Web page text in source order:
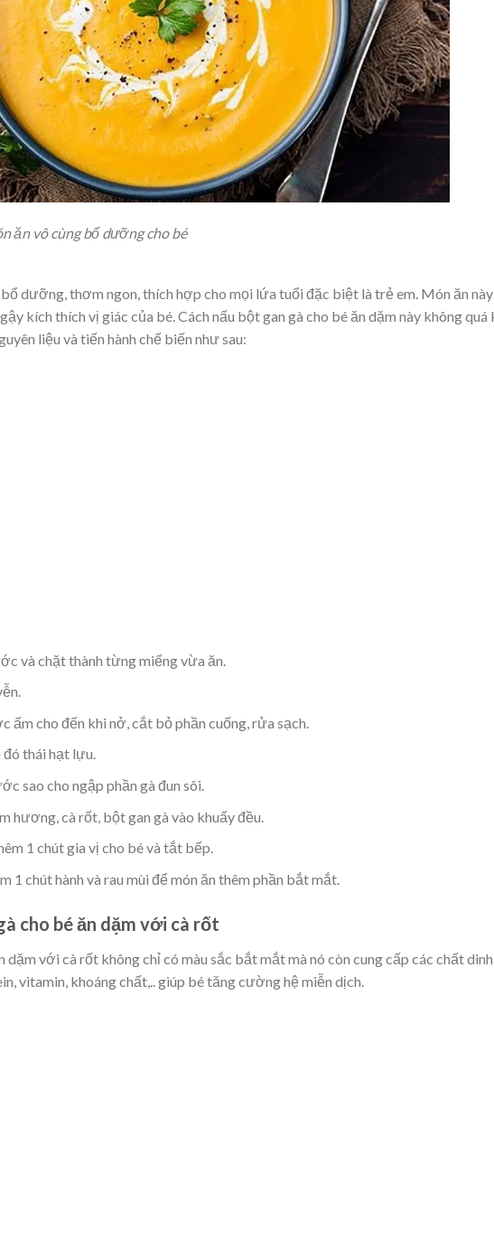
ăn vô cùng bổ dưỡng cho bé
bổ dưỡng, thơm ngon, thích hợp cho mọi lứa tuổi đặc biệt là trẻ em. Món ăn
kích thích vị giác của bé. Cách nấu bột gan gà cho bé ăn dặm này không quá
liệu và tiến hành chế biến như sau:
và chặt thành từng miếng vừa ăn.
ấm cho đến khi nở, cắt bỏ phần cuống, rửa sạch.
đó thái hạt lựu.
sao cho ngập phần gà đun sôi.
hương, cà rốt, bột gan gà vào khuấy đều.
1 chút gia vị cho bé và tắt bếp.
1 chút hành và rau mùi để món ăn thêm phần bắt mắt.
cho bé ăn dặm với cà rốt
dặm với cà rốt không chỉ có màu sắc bắt mắt mà nó còn cung cấp các chất dinh
vitamin, khoáng chất,.. giúp bé tăng cường hệ miễn dịch.